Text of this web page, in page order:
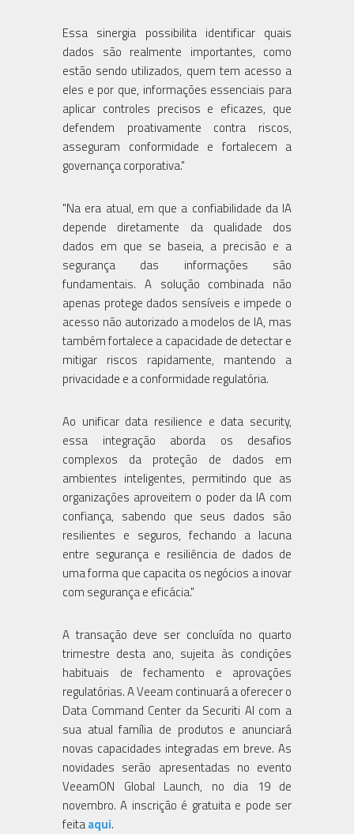
Essa sinergia possibilita identificar quais
dados são realmente importantes, como
estão sendo utilizados, quem tem acesso a
eles e por que, informações essenciais para
aplicar controles precisos e eficazes, que
defendem proativamente contra riscos,
asseguram conformidade e fortalecem a
governança corporativa."
"Na era atual, em que a confiabilidade da IA
depende diretamente da qualidade dos
dados em que se baseia, a precisão e a
segurança das informações são
fundamentais. A solução combinada não
apenas protege dados sensíveis e impede o
acesso não autorizado a modelos de IA, mas
também fortalece a capacidade de detectar e
mitigar riscos rapidamente, mantendo a
privacidade e a conformidade regulatória.
Ao unificar data resilience e data security,
essa integração aborda os desafios
complexos da proteção de dados em
ambientes inteligentes, permitindo que as
organizações aproveitem o poder da IA com
confiança, sabendo que seus dados são
resilientes e seguros, fechando a lacuna
entre segurança e resiliência de dados de
uma forma que capacita os negócios a inovar
com segurança e eficácia."
A transação deve ser concluída no quarto
trimestre desta ano, sujeita às condições
habituais de fechamento e aprovações
regulatórias. A Veeam continuará a oferecer o
Data Command Center da Securiti AI com a
sua atual família de produtos e anunciará
novas capacidades integradas em breve. As
novidades serão apresentadas no evento
VeeamON Global Launch, no dia 19 de
novembro. A inscrição é gratuita e pode ser
feitaaqui.